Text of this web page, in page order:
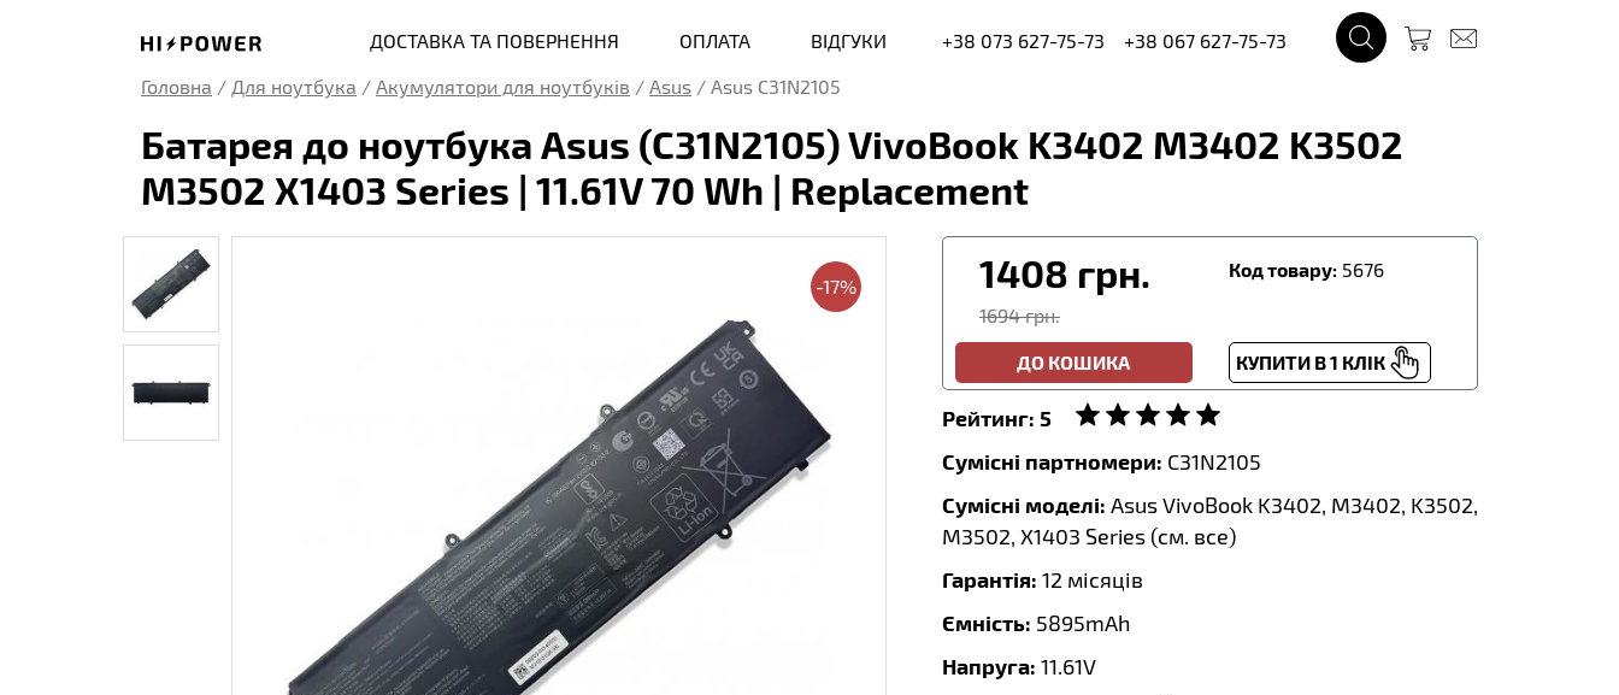
ДОСТАВКА ТА ПОВЕРНЕННЯ ОПЛАТА ВІДГУКИ +38 073 627-75-73
+38 067 627-75-73
Головна / Для ноутбука / Акумулятори для ноутбуків / Asus / Asus C31N2105
Батарея до ноутбука Asus (C31N2105) VivoBook K3402 M3402 K3502
M3502 X1403 Series | 11.61V 70 Wh | Replacement
-17% 1408 грн.
1694 грн.
Код товару: 5676
ДО КОШИКА КУПИТИ В 1 КЛІК
Рейтинг: 5
Сумісні партномери: C31N2105
Сумісні моделі: Asus VivoBook K3402, M3402, K3502,
M3502, X1403 Series (см. все)
Гарантія: 12 місяців
Ємність: 5895mAh
Напруга: 11.61V